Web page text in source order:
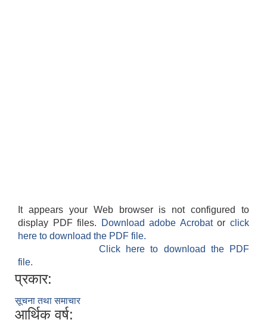
It appears your Web browser is not configured to
display PDF files.
Download adobe Acrobatorclick
here to download the PDF file.
Click here to download the PDF
file.
प्रकार:
सूचना तथा समाचार
आर्थिक वर्ष: